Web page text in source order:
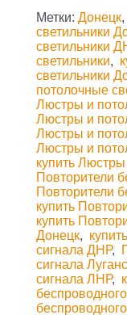
Метки: Донецк,
светильники
светильники
светильники,
светильники
потолочные
Люстры и
Люстры и
Люстры и
Люстры и
купить
Повторители
Повторители
купить
купить
Донецк,
сигнала ДНР,
сигнала
сигнала ЛНР,